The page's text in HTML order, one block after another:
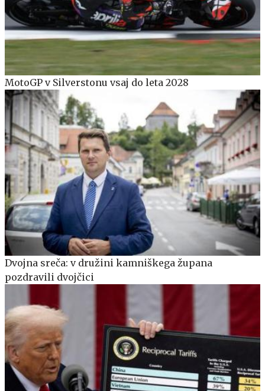
MotoGP v Silverstonu vsaj do leta 2028
Dvojna sreča: v družini kamniškega župana
pozdravili dvojčici